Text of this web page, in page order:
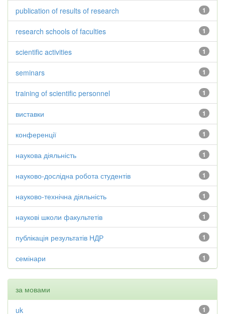
1
publication of results of research
1
research schools of faculties
1
scientific activities
1
seminars
1
training of scientific personnel
1
виставки
1
конференції
1
наукова діяльність
1
науково-дослідна робота студентів
1
науково-технічна діяльність
1
наукові школи факультетів
1
публікація результатів НДР
1
семінари
за мовами
1
uk